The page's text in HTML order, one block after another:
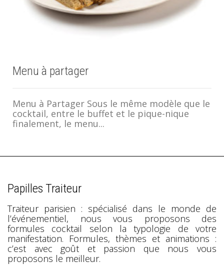
Menu à partager
Menu à Partager Sous le même modèle que le
cocktail, entre le buffet et le pique-nique
finalement, le menu...
Papilles Traiteur
Traiteur parisien : spécialisé dans le monde de
l’événementiel, nous vous proposons des
formules cocktail selon la typologie de votre
manifestation. Formules, thèmes et animations :
c’est avec goût et passion que nous vous
proposons le meilleur.